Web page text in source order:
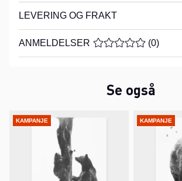
LEVERING OG FRAKT
ANMELDELSER (0)
Se også
KAMPANJE KAMPANJE